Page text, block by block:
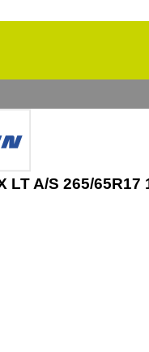
LT A/S 265/65R17